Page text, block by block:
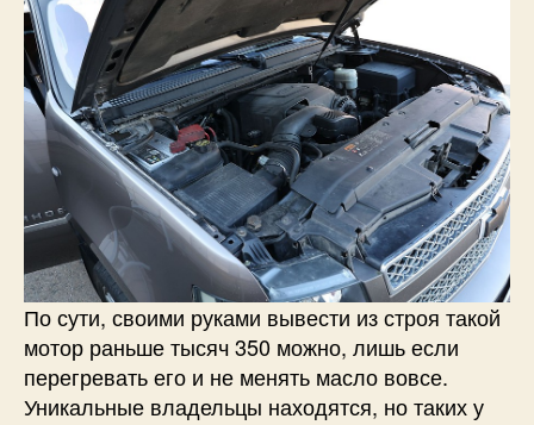
По сути, своими руками вывести из строя такой
мотор раньше тысяч 350 можно, лишь если
перегревать его и не менять масло вовсе.
Уникальные владельцы находятся, но таких у